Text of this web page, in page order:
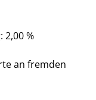
2,00 %
an fremden